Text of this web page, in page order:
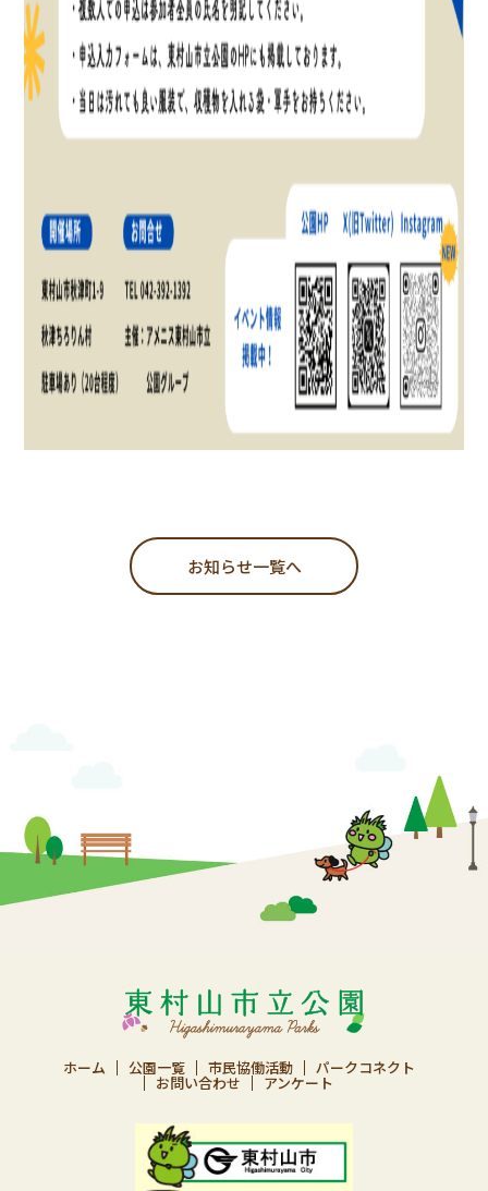
お知らせ一覧へ
ホーム 公園一覧 市民協働活動 パークコネクト
お問い合わせ アンケート